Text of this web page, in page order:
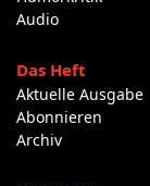
Audio
Das Heft
Aktuelle Ausgabe
Abonnieren
Archiv